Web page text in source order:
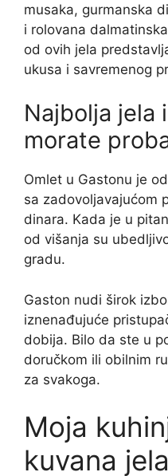
musaka, gurmanska
i rolovana
od ovih jela
ukusa i savremenog
Najbolja jela
morate
Omlet u Gastonu je
sa zadovoljavajućom
dinara. Kada je u
od višanja su
gradu.
Gaston nudi širok
iznenađujuće
dobija. Bilo da ste u
doručkom ili obilnim
za svakoga.
Moja
kuvana